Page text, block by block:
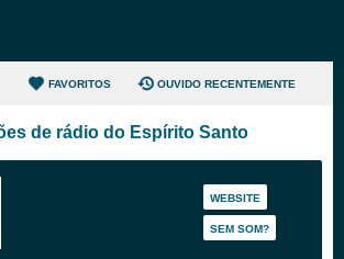
FAVORITOS OUVIDO RECENTEMENTE
de rádio do Espírito Santo
WEBSITE
SEM SOM?